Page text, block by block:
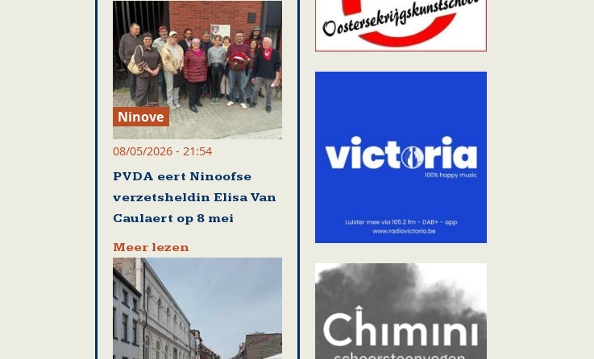
Ninove
08/05/2026 - 21:54
PVDA eert Ninoofse
verzetsheldin Elisa Van
Caulaert op 8 mei
Meer lezen